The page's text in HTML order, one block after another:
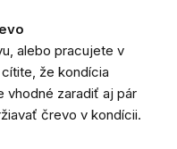
alebo pracujete v
že kondícia
vhodné zaradiť aj pár
črevo v kondícii.